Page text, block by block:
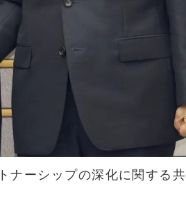
ナーシップの深化に関する